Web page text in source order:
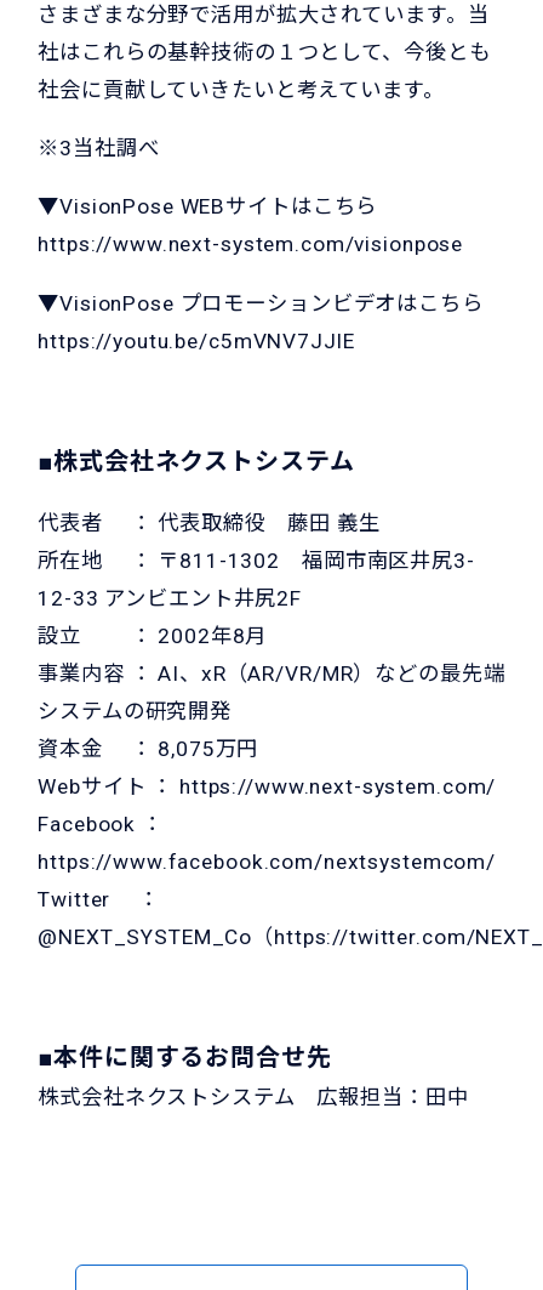
さまざまな分野で活用が拡大されています。当
社はこれらの基幹技術の１つとして、今後とも
社会に貢献していきたいと考えています。
※3当社調べ
▼VisionPose WEBサイトはこちら
https://www.next-system.com/visionpose
▼VisionPose プロモーションビデオはこちら
https://youtu.be/c5mVNV7JJlE
■株式会社ネクストシステム
代表者 ： 代表取締役 藤田 義生
所在地 ： 〒811-1302 福岡市南区井尻3-
12-33 アンビエント井尻2F
設立 ： 2002年8月
事業内容 ： AI、xR（AR/VR/MR）などの最先端
システムの研究開発
資本金 ： 8,075万円
Webサイト ： https://www.next-system.com/
Facebook ：
https://www.facebook.com/nextsystemcom/
Twitter ：
@NEXT_SYSTEM_Co（https://twitter.com/
■本件に関するお問合せ先
株式会社ネクストシステム 広報担当：田中